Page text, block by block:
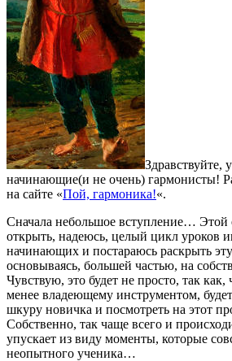
Здравствуйте,
начинающие(и не очень) гармонисты!
на сайте «Пой, гармоника!«.
Сначала небольшое вступление… Этой
открыть, надеюсь, целый цикл уроков
начинающих и постараюсь раскрыть
основываясь, большей частью, на
Чувствую, это будет не просто, так как,
менее владеющему инструментом, будет
шкуру новичка и посмотреть на этот
Собственно, так чаще всего и
упускает из виду моменты, которые
неопытного ученика…